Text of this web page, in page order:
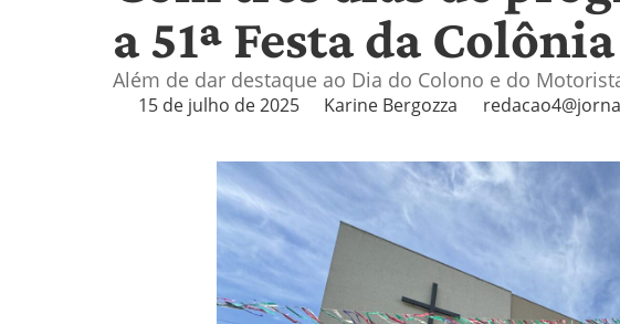
a 51ª Festa da Colônia
Além de dar destaque ao Dia do Colono e do
15 de julho de 2025 Karine Bergozza